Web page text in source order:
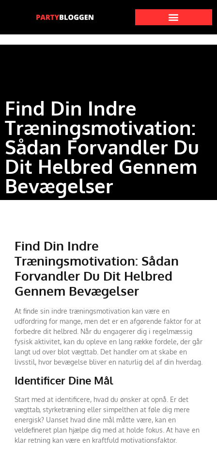
Find Din Indre
Træningsmotivation:
Sådan Forvandler Du
Dit Helbred Gennem
Bevægelser
Find Din Indre
Træningsmotivation: Sådan
Forvandler Du Dit Helbred
Gennem Bevægelser
At finde sin indre træningsmotivation kan være en
udfordring for mange, men det er en afgørende faktor for at
forbedre dit helbred. Når du engagerer dig i regelmæssig
fysisk aktivitet, kan du opleve en lang række fordele, der går
langt ud over blot vægttab. Det handler om at skabe en
livsstil, hvor bevægelse bliver en naturlig del af din hverdag.
Identificer Dine Mål
Start med at identificere, hvad du ønsker at opnå. Er det
vægttab, styrketræning eller simpelthen at føle dig mere
energisk? Uanset hvad dine mål måtte være, kan en
veldefineret plan hjælpe dig med at holde fokus. At have en
klar retning kan være en kraftfuld motivationsfaktor.